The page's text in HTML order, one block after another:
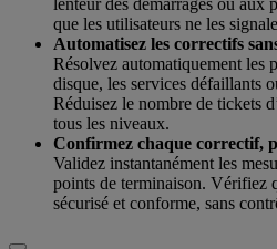
que les utilisateurs ne les
Automatisez les correctifs
Résolvez automatiquement les
disque, les services défaillants
Réduisez le nombre de tickets
tous les niveaux.
Confirmez chaque correctif,
Validez instantanément les
points de terminaison. Vérifiez
sécurisé et conforme, sans